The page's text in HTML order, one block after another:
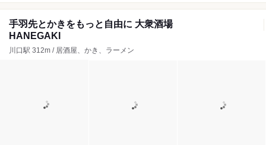
手羽先とかきをもっと自由に 大衆酒場
HANEGAKI
川口駅 312m / 居酒屋、かき、ラーメン